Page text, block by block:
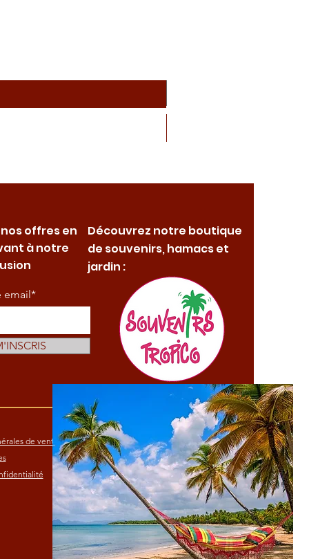
offres en
à notre
email*
de vente
Découvrez notre boutique
de souvenirs, hamacs et
jardin :